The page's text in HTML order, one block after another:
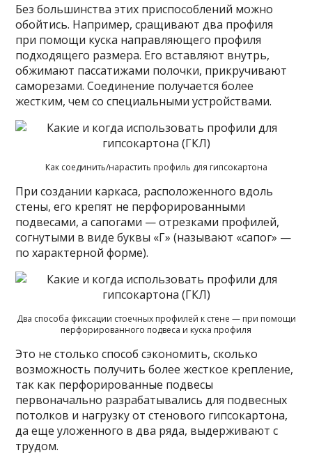
Без большинства этих приспособлений можно
обойтись. Например, сращивают два профиля
при помощи куска направляющего профиля
подходящего размера. Его вставляют внутрь,
обжимают пассатижами полочки, прикручивают
саморезами. Соединение получается более
жестким, чем со специальными устройствами.
Как соединить/нарастить профиль для гипсокартона
При создании каркаса, расположенного вдоль
стены, его крепят не перфорированными
подвесами, а сапогами — отрезками профилей,
согнутыми в виде буквы «Г» (называют «сапог» —
по характерной форме).
Два способа фиксации стоечных профилей к стене — при помощи
перфорированного подвеса и куска профиля
Это не столько способ сэкономить, сколько
возможность получить более жесткое крепление,
так как перфорированные подвесы
первоначально разрабатывались для подвесных
потолков и нагрузку от стенового гипсокартона,
да еще уложенного в два ряда, выдерживают с
трудом.